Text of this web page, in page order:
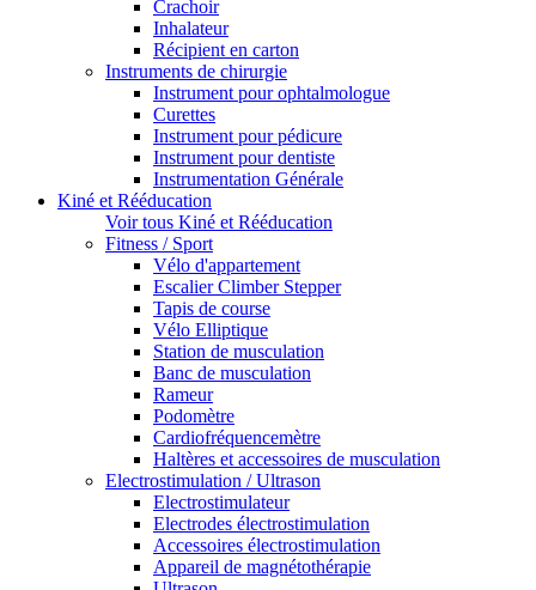
Crachoir
Inhalateur
Récipient en carton
Instruments de chirurgie
Instrument pour ophtalmologue
Curettes
Instrument pour pédicure
Instrument pour dentiste
Instrumentation Générale
Kiné et Rééducation
Voir tous Kiné et Rééducation
Fitness / Sport
Vélo d'appartement
Escalier Climber Stepper
Tapis de course
Vélo Elliptique
Station de musculation
Banc de musculation
Rameur
Podomètre
Cardiofréquencemètre
Haltères et accessoires de musculation
Electrostimulation / Ultrason
Electrostimulateur
Electrodes électrostimulation
Accessoires électrostimulation
Appareil de magnétothérapie